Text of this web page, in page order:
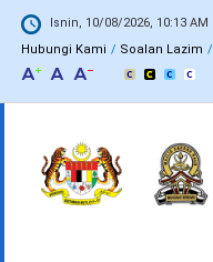
Isnin, 10/08/2026, 10:13 AM
Hubungi Kami
Soalan Lazim